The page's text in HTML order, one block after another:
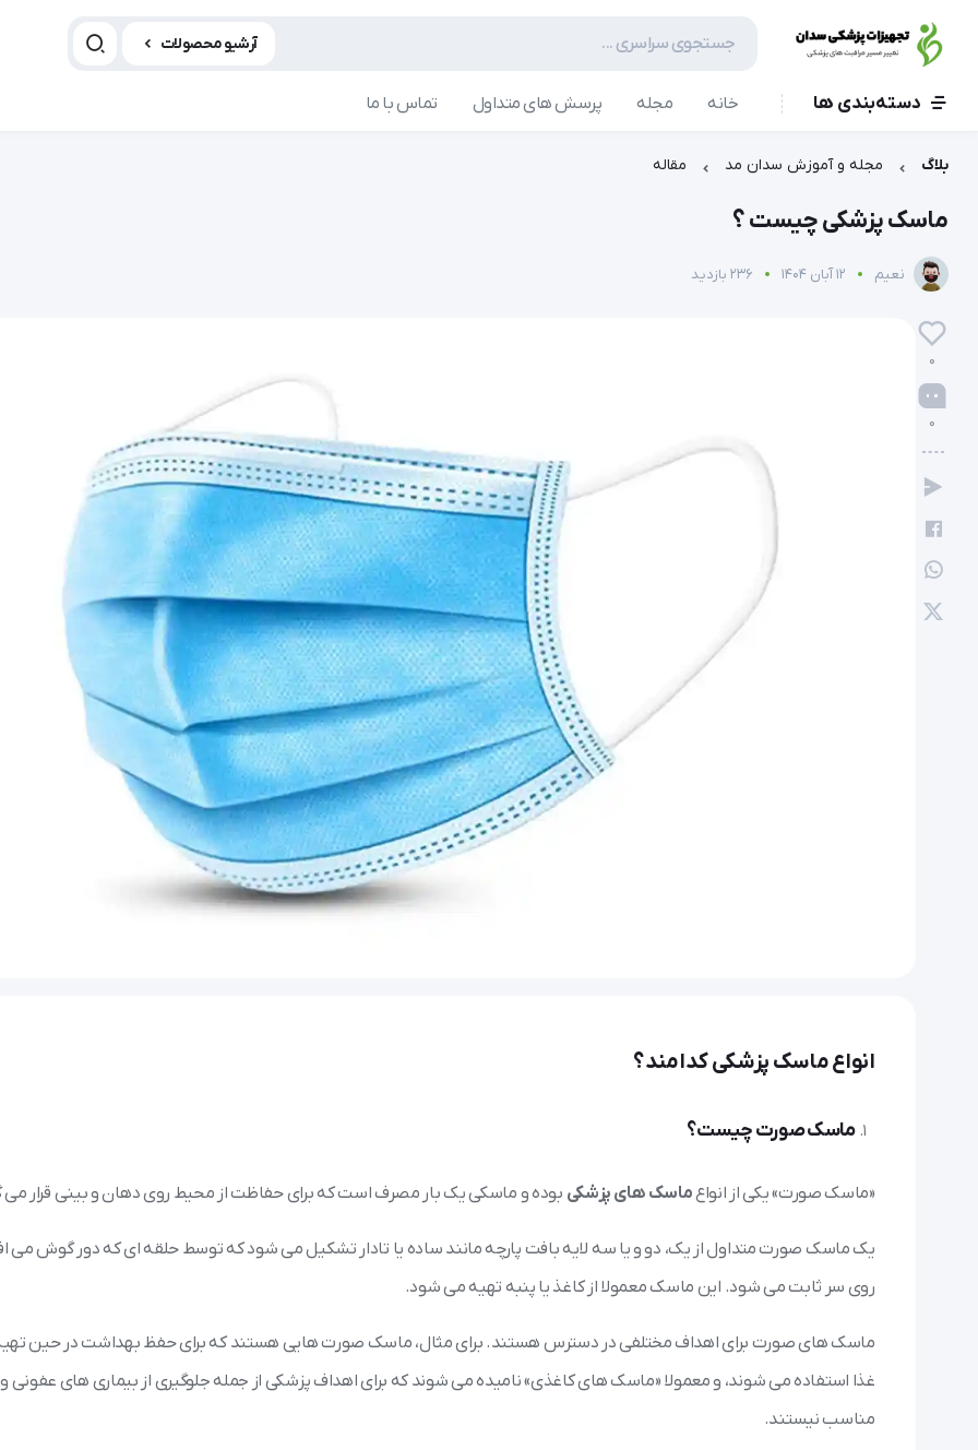
آرشیو محصولات
دسته‌بندی ها خانه مجله پرسش های متداول تماس با ما
بلاگ مجله و آموزش سدان مد مقاله
ماسک پزشکی چیست ؟
نعیم 12 آبان 1404 236 بازدید
0
0
انواع ماسک پزشکی کدامند؟
ماسک صورت چیست؟
«ماسک صورت» یکی از انواعماسک های پزشکی بوده و ماسکی یک بار مصرف است که برای حفاظت از محیط روی دهان و بینی قرار می
یک ماسک صورت متداول از یک، دو و یا سه لایه بافت پارچه مانند ساده یا تادار تشکیل می شود که توسط حلقه ای که دور گوش می
روی سر ثابت می شود. این ماسک معمولا از کاغذ یا پنبه تهیه می شود.
ماسک های صورت برای اهداف مختلفی در دسترس هستند. برای مثال، ماسک صورت هایی هستند که برای حفظ بهداشت در حین
غذا استفاده می شوند، و معمولا «ماسک های کاغذی» نامیده می شوند که برای اهداف پزشکی از جمله جلوگیری از بیماری های عفونی
مناسب نیستند.
نعیم 12 آبان 1404 717 بازدید
همه چیز درباره کانولاسیون
نعیم
معرفی تجهیزات پزشکی خانگی